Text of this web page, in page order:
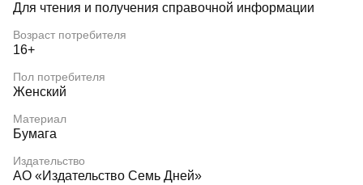
Для чтения и получения справочной информации
Возраст потребителя
16+
Пол потребителя
Женский
Материал
Бумага
Издательство
АО «Издательство Семь Дней»